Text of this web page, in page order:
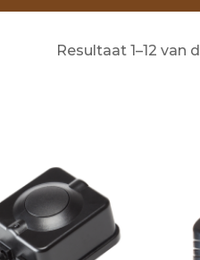
Resultaat 1–12